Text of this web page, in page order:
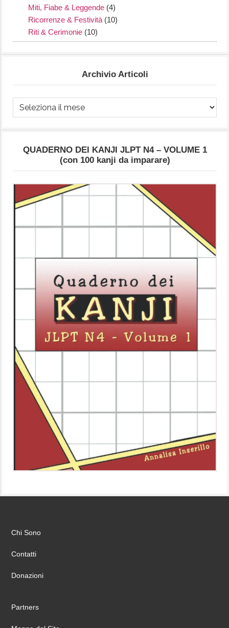
Miti, Fiabe & Leggende (4)
Ricorrenze & Festività (10)
Riti & Cerimonie (10)
Archivio Articoli
Archivio
Articoli
QUADERNO DEI KANJI JLPT N4 – VOLUME 1
(con 100 kanji da imparare)
Chi Sono
Contatti
Donazioni
Partners